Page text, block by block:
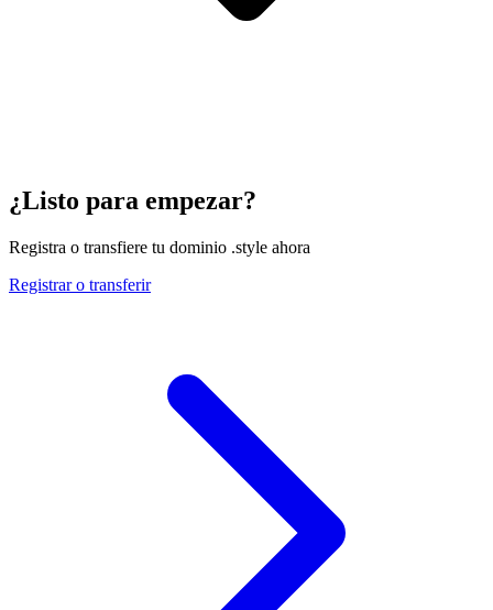
¿Listo para empezar?
Registra o transfiere tu dominio .style ahora
Registrar o transferir